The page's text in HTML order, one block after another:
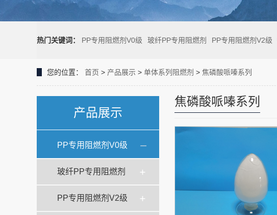
热门关键词： PP专用阻燃剂V0级 玻纤PP专用阻燃剂 PP专用阻燃剂V2级
您的位置： 首页 > 产品展示 > 单体系列阻燃剂 > 焦磷酸哌嗪系列
产品展示
PP专用阻燃剂V0级
玻纤PP专用阻燃剂
PP专用阻燃剂V2级
焦磷酸哌嗪系列